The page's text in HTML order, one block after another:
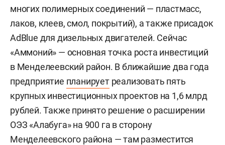
многих полимерных соединений — пластмасс,
лаков, клеев, смол, покрытий), а также присадок
AdBlue для дизельных двигателей. Сейчас
«Аммоний» — основная точка роста инвестиций
в Менделеевский район. В ближайшие два года
предприятие планируетреализовать пять
крупных инвестиционных проектов на 1,6 млрд
рублей. Также принято решение о расширении
ОЭЗ «Алабуга» на 900 га в сторону
Менделеевского района — там разместится